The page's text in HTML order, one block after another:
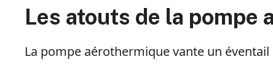
Les atouts de la pompe
La pompe aérothermique vante un